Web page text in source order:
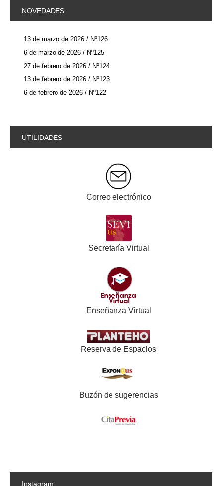
NOVEDADES
13 de marzo de 2026 / Nº126
6 de marzo de 2026 / Nº125
27 de febrero de 2026 / Nº124
13 de febrero de 2026 / Nº123
6 de febrero de 2026 / Nº122
UTILIDADES
Correo electrónico
Secretaría Virtual
Enseñanza Virtual
Reserva de Espacios
Buzón de sugerencias
Instagram